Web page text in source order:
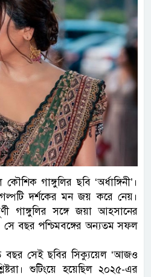
গাঙ্গুলির ছবি ‘অর্ধাঙ্গিনী’।
দর্শকের মন জয় করে নেয়।
গাঙ্গুলির সঙ্গে জয়া আহসানের
সে বছর পশ্চিমবঙ্গের অন্যতম সফল
সেই ছবির সিক্যুয়েল ‘আজও
শুটিংয়ে হয়েছিল ২০২৫-এর